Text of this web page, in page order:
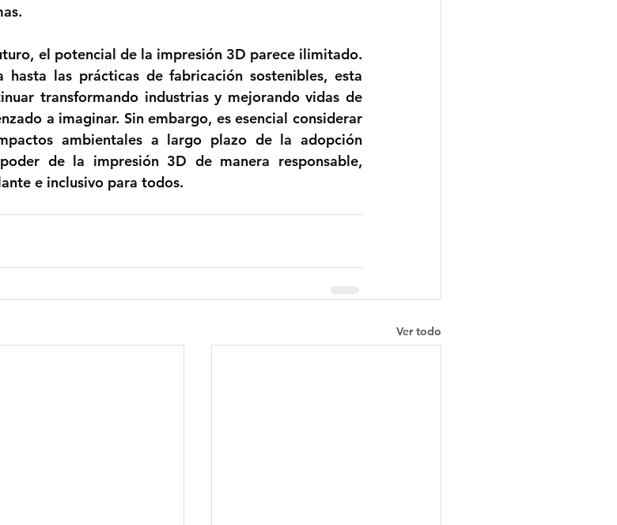
el potencial de la impresión 3D parece ilimitado.
hasta las prácticas de fabricación sostenibles, esta
transformando industrias y mejorando vidas de
a imaginar. Sin embargo, es esencial considerar
ambientales a largo plazo de la adopción
de la impresión 3D de manera responsable,
e inclusivo para todos.
Ver todo